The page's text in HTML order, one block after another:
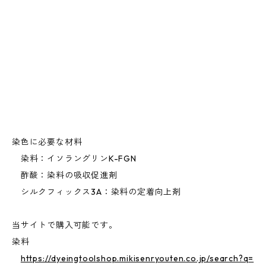
染色に必要な材料
染料：イソラングリンK-FGN
酢酸：染料の吸収促進剤
シルクフィックス3A：染料の定着向上剤
当サイトで購入可能です。
染料
https://dyeingtoolshop.mikisenryouten.co.jp/search?q=